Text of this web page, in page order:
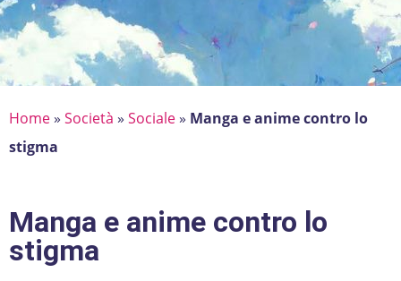
Home» Società » Sociale» Manga e anime contro lo
stigma
Manga e anime contro lo
stigma